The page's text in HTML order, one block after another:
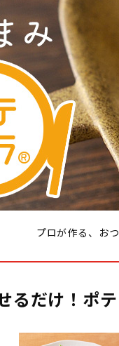
プロが作る、お
るだけ！ポ